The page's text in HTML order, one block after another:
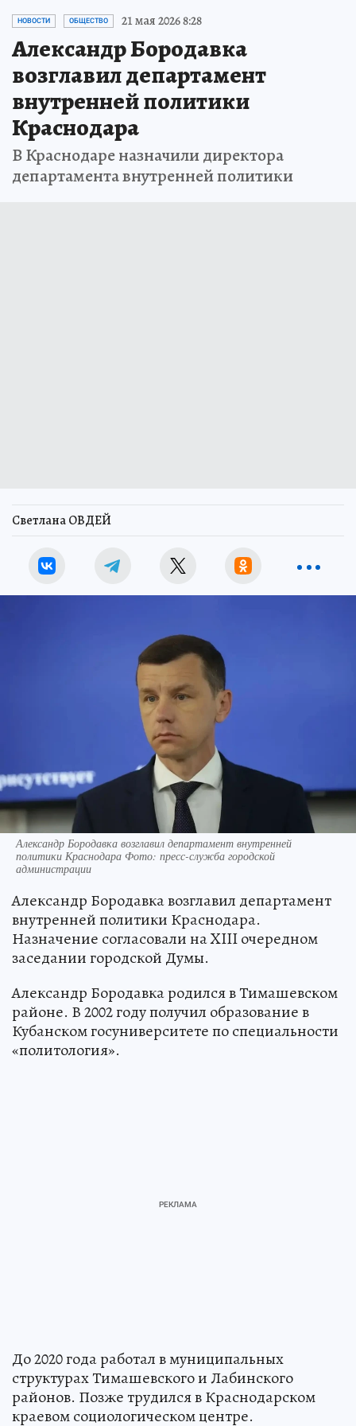
НОВОСТИ ОБЩЕСТВО 21 мая 2026 8:28
Александр Бородавка
возглавил департамент
внутренней политики
Краснодара
В Краснодаре назначили директора
департамента внутренней политики
Светлана ОВДЕЙ
Александр Бородавка возглавил департамент внутренней
политики Краснодара Фото: пресс-служба городской
администрации
Александр Бородавка возглавил департамент
внутренней политики Краснодара.
Назначение согласовали на XIII очередном
заседании городской Думы.
Александр Бородавка родился в Тимашевском
районе. В 2002 году получил образование в
Кубанском госуниверситете по специальности
«политология».
До 2020 года работал в муниципальных
структурах Тимашевского и Лабинского
районов. Позже трудился в Краснодарском
краевом социологическом центре.